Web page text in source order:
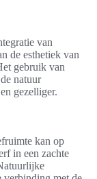
van
de esthetiek van
gebruik van
natuur
gezelliger.
kan op
in een zachte